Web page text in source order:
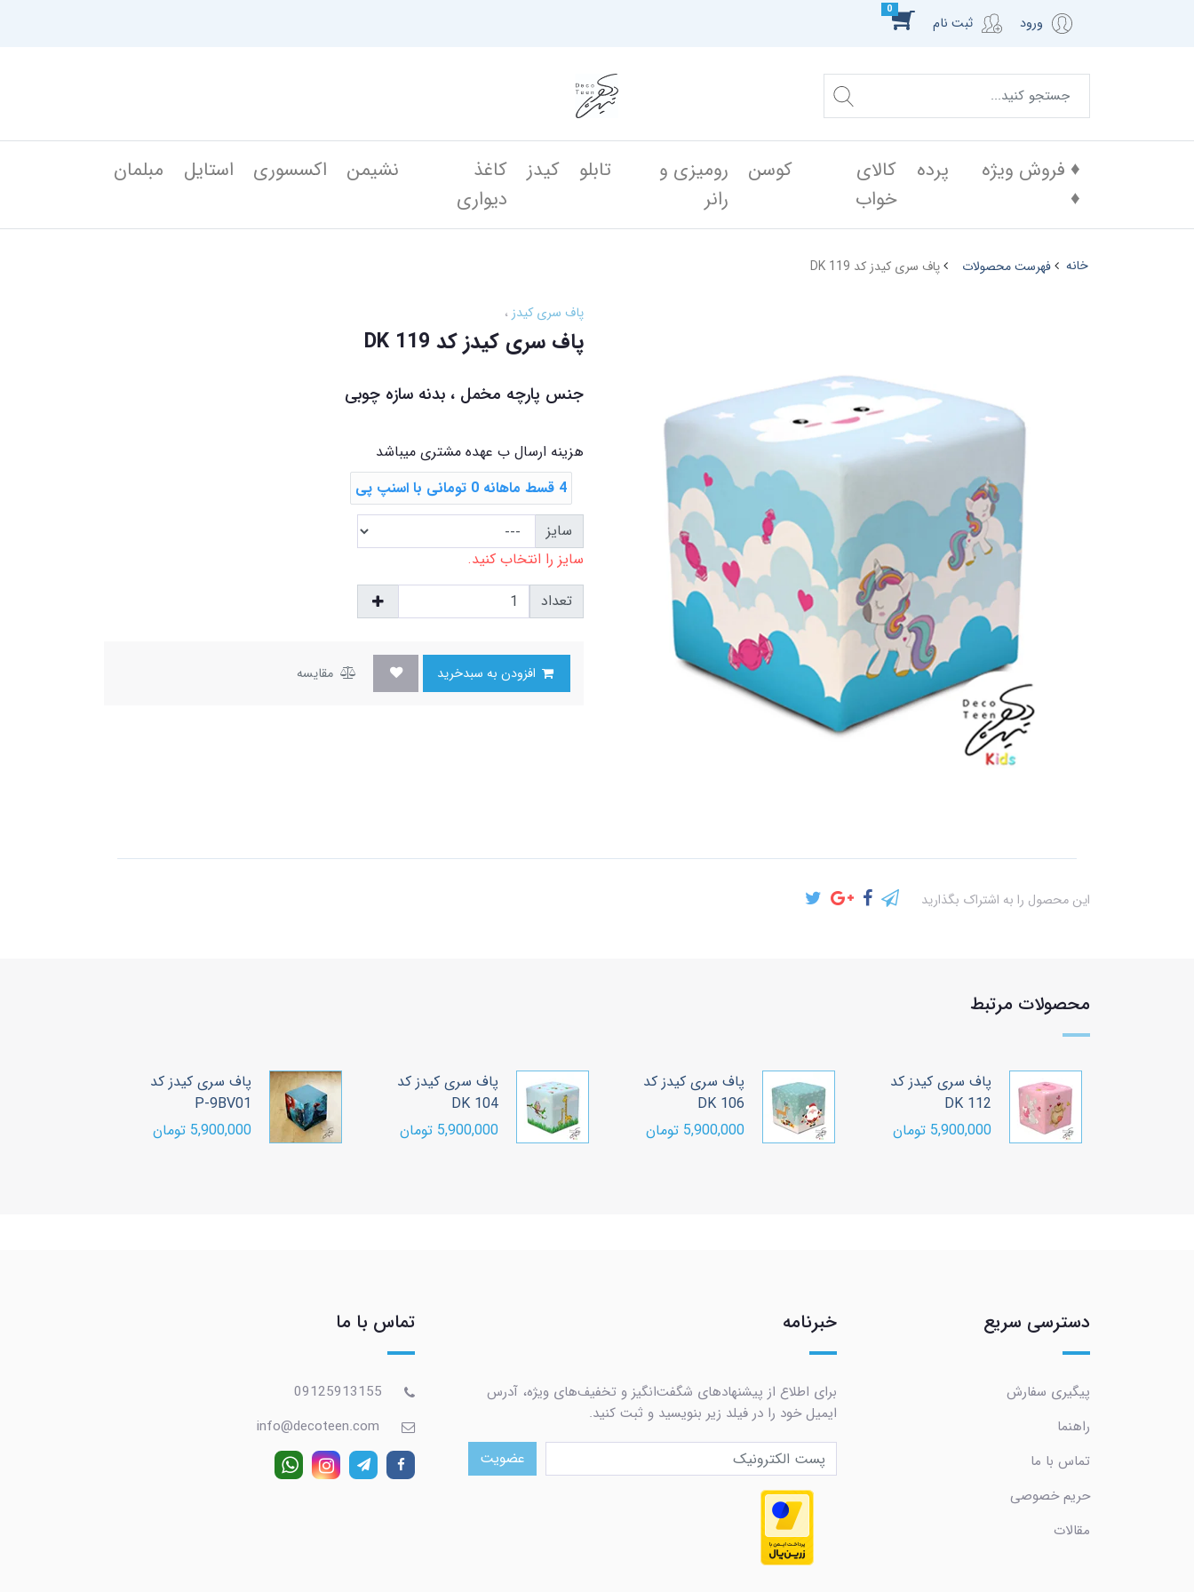
ورود ثبت نام
0
♦️ فروش ویژه
♦️
پرده
کالای
خواب
کوسن
رومیزی و
رانر
تابلو کیدز
کاغذ
دیواری
نشیمن اکسسوری استایل مبلمان
خانه فهرست محصولات پاف سری کیدز کد DK 119
پاف سری کیدز
پاف سری کیدز کد DK 119
جنس پارچه مخمل ، بدنه سازه چوبی
هزینه ارسال ب عهده مشتری میباشد
4 قسط ماهانه 0 تومانی با اسنپ ‌پی
سایز
سایز را انتخاب کنید.
تعداد
مقایسه
این محصول را به اشتراک بگذارید
محصولات مرتبط
پاف سری کیدز کد
DK 106
5,900,000 تومان
پاف سری کیدز کد
DK 104
5,900,000 تومان
پاف سری کیدز کد
P-9BV01
5,900,000 تومان
پاف سری کیدز کد
DT 102
5,900,000 تومان
دسترسی سریع
پیگیری سفارش
راهنما
تماس با ما
حریم خصوصی
مقالات
خبرنامه
برای اطلاع از پیشنهادهای شگفت‌انگیز و تخفیف‌های ویژه، آدرس
ایمیل خود را در فیلد زیر بنویسید و ثبت کنید.
عضویت
تماس با ما